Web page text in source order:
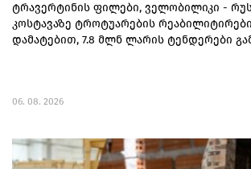
ტრავერტინის ფილები, ველობილიკი -
კოსტავაზე ტროტუარების
დამატებით, 7.8 მლნ ლარის ტენდერები
06. 08. 2026